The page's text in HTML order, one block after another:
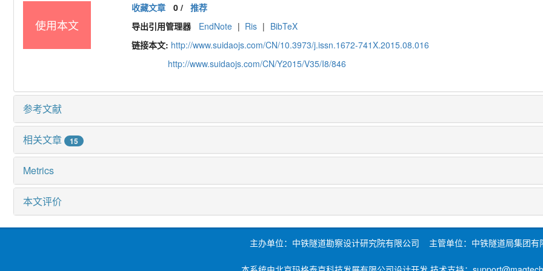
使用本文
收藏文章 0/ 推荐
导出引用管理器
EndNote | Ris | BibTeX
链接本文: http://www.suidaojs.com/CN/10.3973/j.issn.1672-741X.2015.08.016
http://www.suidaojs.com/CN/Y2015/V35/I8/846
参考文献
相关文章 15
Metrics
本文评价
主办单位：中铁隧道勘察设计研究院有限公司 主管单位：中铁隧道局集团有